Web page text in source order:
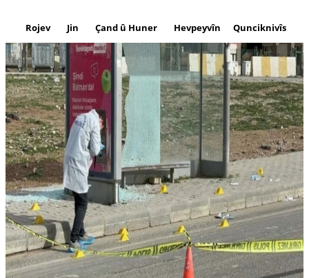
Rojev Jin Çand û Huner Hevpeyvîn Qunciknivîs